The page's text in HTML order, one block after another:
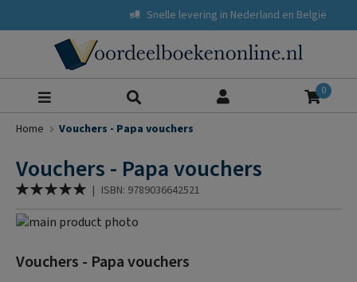
Snelle levering in Nederland en België
0
Home Vouchers - Papa vouchers
Vouchers - Papa vouchers
Waardering:
% of
| ISBN: 9789036642521
Ga
het
naar
Vouchers - Papa vouchers